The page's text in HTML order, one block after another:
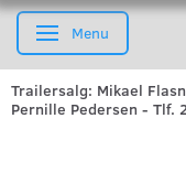
Skifte navigation
Menu
Trailersalg: Mikael
Pernille Pedersen - Tlf.